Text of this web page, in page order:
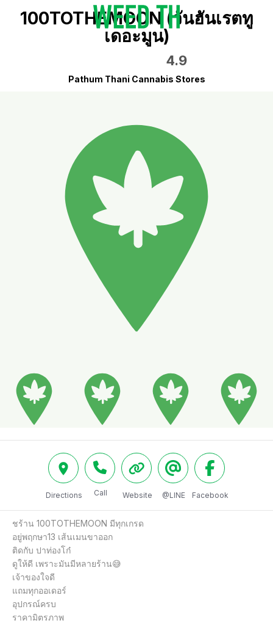
100TOTHEMOON (วันฮันเรตทู
เดอะมูน)
4.9
Pathum Thani Cannabis Stores
Directions Call Website @LINE Facebook
ชร้าน 100TOTHEMOON มีทุกเกรด
อยู่พฤกษา13 เส้นเมนขาออก
ติดกับ ปาท่องโก๋
ดูให้ดี เพราะมันมีหลายร้าน😅
เจ้าของใจดี
แถมทุกออเดอร์
อุปกรณ์ครบ
ราคามิตรภาพ